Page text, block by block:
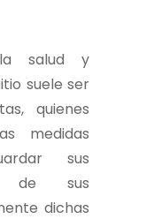
la salud y
suele ser
quienes
medidas
sus
de sus
dichas